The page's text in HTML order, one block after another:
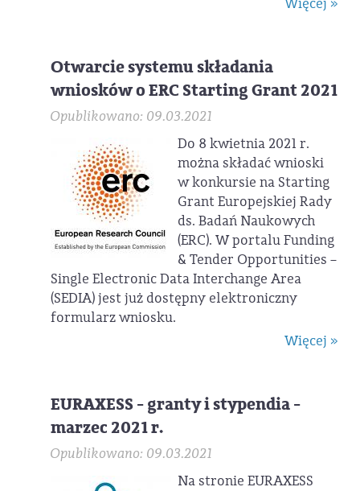
Otwarcie systemu składania
wniosków o ERC Starting Grant 2021
Opublikowano: 09.03.2021
Do 8 kwietnia 2021 r.
można składać wnioski
w konkursie na Starting
Grant Europejskiej Rady
ds. Badań Naukowych
(ERC). W portalu Funding
& Tender Opportunities –
Single Electronic Data Interchange Area
(SEDIA) jest już dostępny elektroniczny
formularz wniosku.
Więcej »
EURAXESS - granty i stypendia -
marzec 2021 r.
Opublikowano: 09.03.2021
Na stronie EURAXESS